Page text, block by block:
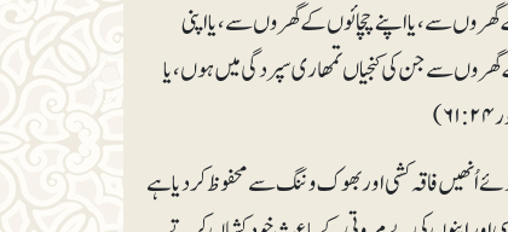
سے، یا اپنے چچائوں کے گھروں سے، یا اپنی
سے جن کی کنجیاں تمھاری سپردگی میں ہوں، یا
اُنھیں فاقہ کشی اور بھوک و ننگ سے محفوظ کر دیا ہے